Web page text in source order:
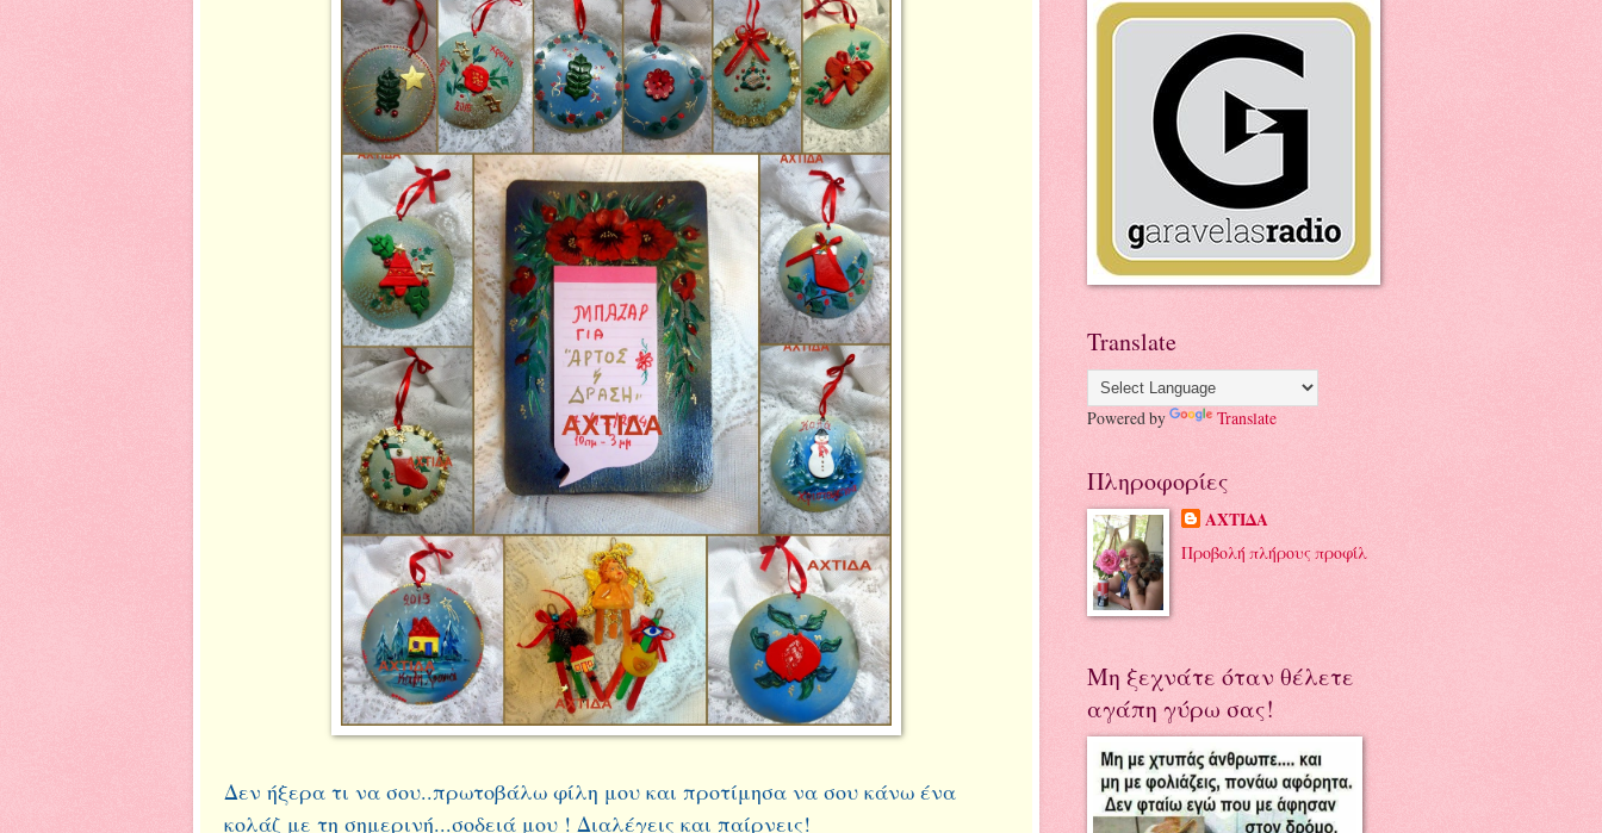
Δεν ήξερα τι να σου..πρωτοβάλω φίλη μου και προτίμησα να σου κάνω ένα
κολάζ με τη σημερινή...σοδειά μου ! Διαλέγεις και παίρνεις!
Translate
Powered by Translate
Πληροφορίες
ΑΧΤΙΔΑ
Προβολή πλήρους προφίλ
Μη ξεχνάτε όταν θέλετε
αγάπη γύρω σας!